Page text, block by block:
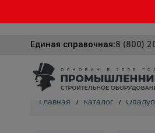
Единая справочная:8 (800)
Главная / Каталог /